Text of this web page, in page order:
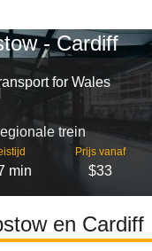
- Cardiff
for Wales
trein
min
Prijs vanaf
$33
en Cardiff